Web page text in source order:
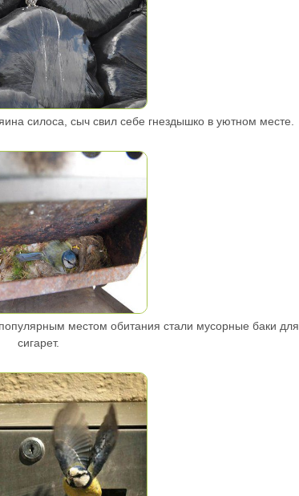
силоса, сыч свил себе гнездышко в уютном месте.
местом обитания стали мусорные баки для
сигарет.